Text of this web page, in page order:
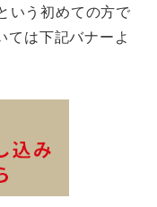
いう初めての方で
ては下記バナーよ